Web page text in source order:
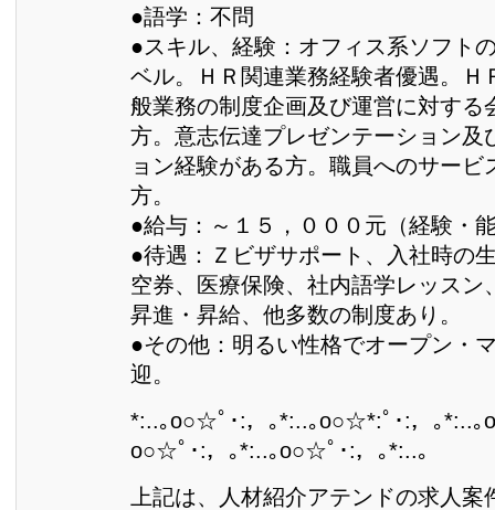
●語学：不問
●スキル、経験：オフィス系ソフト
ベル。ＨＲ関連業務経験者優遇。Ｈ
般業務の制度企画及び運営に対する
方。意志伝達プレゼンテーション及
ョン経験がある方。職員へのサービ
方。
●給与：～１５，０００元（経験・
●待遇：Ｚビザサポート、入社時の
空券、医療保険、社内語学レッスン
昇進・昇給、他多数の制度あり。
●その他：明るい性格でオープン・
迎。
*:..｡o○☆ﾟ･:，｡*:..｡o○☆*:ﾟ･:，｡*:..｡
o○☆ﾟ･:，｡*:..｡o○☆ﾟ･:，｡*:..｡
上記は、人材紹介アテンドの求人